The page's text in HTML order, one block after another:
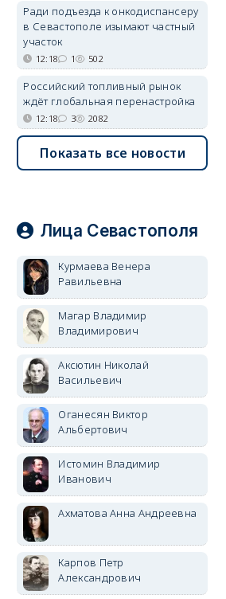
Ради подъезда к онкодиспансеру
в Севастополе изымают частный
участок
12:18 1 502
Российский топливный рынок
ждёт глобальная перенастройка
12:18 3 2082
Показать все новости
Лица Севастополя
Курмаева Венера
Равильевна
Магар Владимир
Владимирович
Аксютин Николай
Васильевич
Оганесян Виктор
Альбертович
Истомин Владимир
Иванович
Ахматова Анна Андреевна
Карпов Петр
Александрович